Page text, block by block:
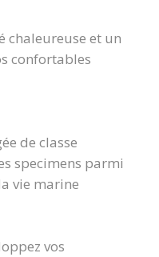
chaleureuse et un
confortables
de classe
specimens parmi
vie marine
vos